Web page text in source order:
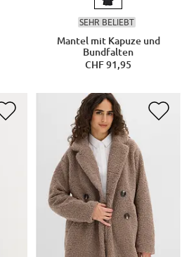
SEHR BELIEBT
Mantel mit Kapuze und
Bundfalten
CHF 91,95